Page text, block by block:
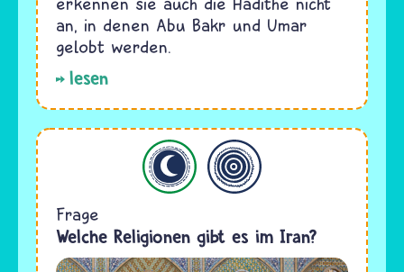
an, in denen Abu Bakr und Umar
gelobt werden.
lesen
Islam
Frage
Welche Religionen gibt es im Iran?